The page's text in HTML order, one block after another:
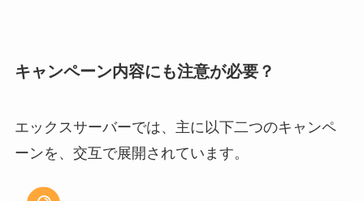
キャンペーン内容にも注意が必要？
エックスサーバーでは、主に以下二つのキャンペ
ーンを、交互で展開されています。